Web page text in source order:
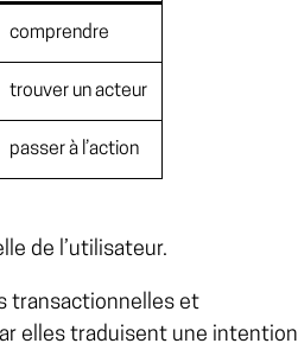
comprendre
trouver un acteur
passer à l’action
de l’utilisateur.
transactionnelles et
elles traduisent une intention